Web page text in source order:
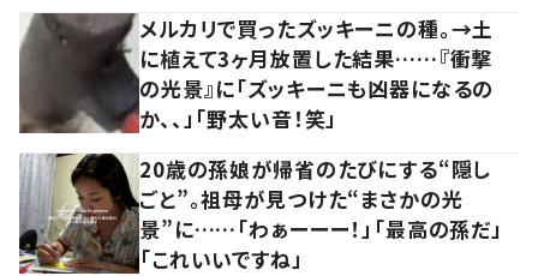
メルカリで買ったズッキーニの種。→土
に植えて3ヶ月放置した結果……『衝撃
の光景』に「ズッキーニも凶器になるの
か、、」「野太い音！笑」
20歳の孫娘が帰省のたびにする“隠し
ごと”。祖母が見つけた“まさかの光
景”に……「わぁーーー！」「最高の孫だ」
「これいいですね」